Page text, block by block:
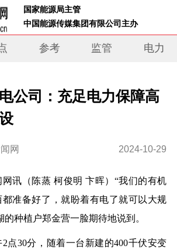
国家能源局主管
中国能源传媒集团有限公司主办
参考 监管 电力
公司：充足电力保障高
网 2024-10-29
讯 （陈蒸 柯俊明 卞晖） “我们的有机
准备好了，就盼着有电了就可以大规
的种植户郑金营一脸期待地说到。
30分，随着一台新建的400千伏安变